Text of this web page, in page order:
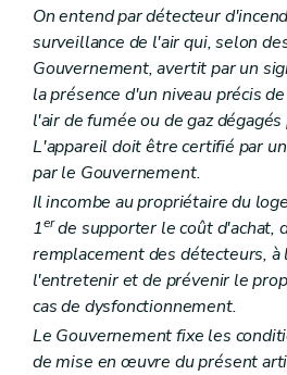
On entend par détecteur
surveillance de l'air qui, selon
Gouvernement, avertit par un
la présence d'un niveau précis
l'air de fumée ou de gaz
L'appareil doit être certifié par
par le Gouvernement.
Il incombe au propriétaire du
1erde supporter le coût d'achat,
remplacement des détecteurs, à
l'entretenir et de prévenir le
cas de dysfonctionnement.
Le Gouvernement fixe les
de mise en œuvre du présent